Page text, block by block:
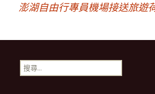
章
導
覽
澎湖自由行專員機場接送旅遊
搜
尋